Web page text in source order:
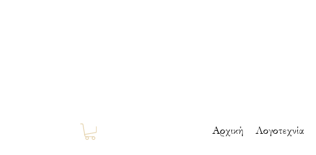
Αρχική Λογοτεχνία